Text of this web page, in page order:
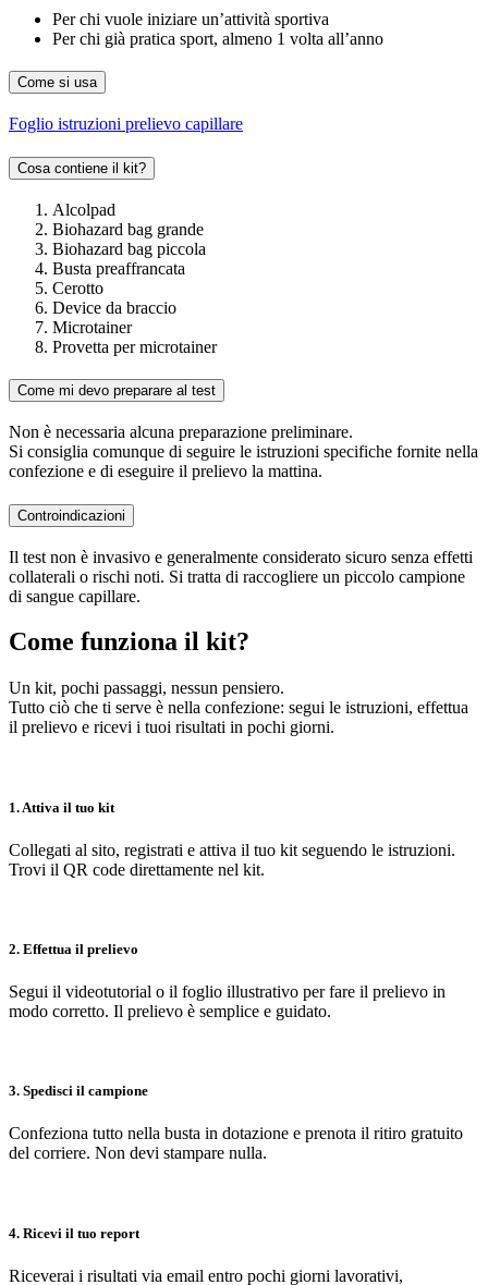
Per chi vuole iniziare un’attività sportiva
Per chi già pratica sport, almeno 1 volta all’anno
Come si usa
Foglio istruzioni prelievo capillare
Cosa contiene il kit?
Alcolpad
Biohazard bag grande
Biohazard bag piccola
Busta preaffrancata
Cerotto
Device da braccio
Microtainer
Provetta per microtainer
Come mi devo preparare al test
Non è necessaria alcuna preparazione preliminare.
Si consiglia comunque di seguire le istruzioni specifiche fornite nella
confezione e di eseguire il prelievo la mattina.
Controindicazioni
Il test non è invasivo e generalmente considerato sicuro senza effetti
collaterali o rischi noti. Si tratta di raccogliere un piccolo campione
di sangue capillare.
Come funziona il kit?
Un kit, pochi passaggi, nessun pensiero.
Tutto ciò che ti serve è nella confezione: segui le istruzioni, effettua
il prelievo e ricevi i tuoi risultati in pochi giorni.
1. Attiva il tuo kit
Collegati al sito, registrati e attiva il tuo kit seguendo le istruzioni.
Trovi il QR code direttamente nel kit.
2. Effettua il prelievo
Segui il videotutorial o il foglio illustrativo per fare il prelievo in
modo corretto. Il prelievo è semplice e guidato.
3. Spedisci il campione
Confeziona tutto nella busta in dotazione e prenota il ritiro gratuito
del corriere. Non devi stampare nulla.
4. Ricevi il tuo report
Riceverai i risultati via email entro pochi giorni lavorativi,